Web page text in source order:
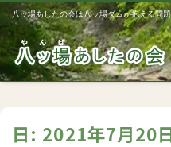
八ッ場あしたの会は八ッ場ダムが抱える問
日: 2021年7月20